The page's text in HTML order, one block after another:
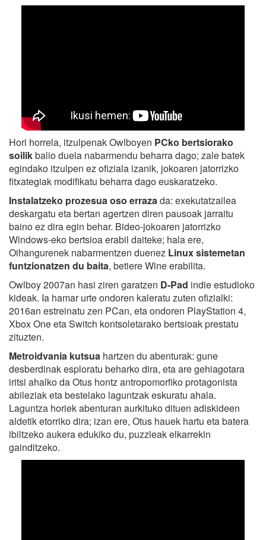
Hori horrela, itzulpenak Owlboyen PCko bertsiorako
soilikbalio duela nabarmendu beharra dago; zale batek
egindako itzulpen ez ofiziala izanik, jokoaren jatorrizko
fitxategiak modifikatu beharra dago euskaratzeko.
Instalatzeko prozesua oso erraza da: exekutatzailea
deskargatu eta bertan agertzen diren pausoak jarraitu
baino ez dira egin behar. Bideo-jokoaren jatorrizko
Windows-eko bertsioa erabil daiteke; hala ere,
Oihangurenek nabarmentzen duenez Linux sistemetan
funtzionatzen du baita, betiere Wine erabilita.
Owlboy 2007an hasi ziren garatzen D-Pad indie estudioko
kideak. Ia hamar urte ondoren kaleratu zuten ofizialki:
2016an estreinatu zen PCan, eta ondoren PlayStation 4,
Xbox One eta Switch kontsoletarako bertsioak prestatu
zituzten.
Metroidvania kutsua hartzen du abenturak: gune
desberdinak esploratu beharko dira, eta are gehiagotara
iritsi ahalko da Otus hontz antropomorfiko protagonista
abileziak eta bestelako laguntzak eskuratu ahala.
Laguntza horiek abenturan aurkituko dituen adiskideen
aldetik etorriko dira; izan ere, Otus hauek hartu eta batera
ibiltzeko aukera edukiko du, puzzleak elkarrekin
gainditzeko.